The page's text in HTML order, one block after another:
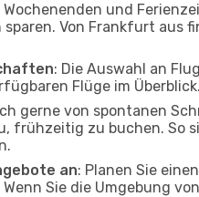
Wochenenden und
Von Frankfurt aus
: Die Auswahl an
Flüge im Überblick.
gerne von spontanen
frühzeitig zu buchen. So
an: Planen Sie
Sie die Umgebung